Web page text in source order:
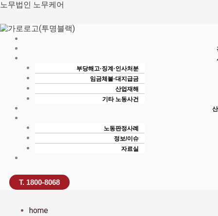
콘
츠
로
노무법인 노무케어
부당해고·징계·인사처분
임금체불·대지급금
산업재해
기타 노동사건
노동판정사례
정보/이슈
자료실
T. 1800-8068
home